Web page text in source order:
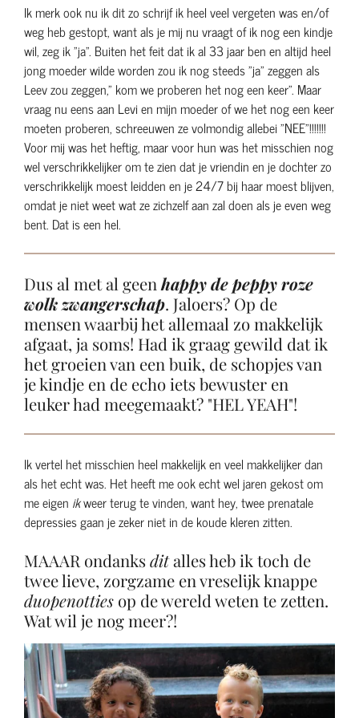
Ik merk ook nu ik dit zo schrijf ik heel veel vergeten was en/of
weg heb gestopt, want als je mij nu vraagt of ik nog een kindje
wil, zeg ik "ja". Buiten het feit dat ik al 33 jaar ben en altijd heel
jong moeder wilde worden zou ik nog steeds "ja" zeggen als
Leev zou zeggen," kom we proberen het nog een keer". Maar
vraag nu eens aan Levi en mijn moeder of we het nog een keer
moeten proberen, schreeuwen ze volmondig allebei "NEE"!!!!!!!
Voor mij was het heftig, maar voor hun was het misschien nog
wel verschrikkelijker om te zien dat je vriendin en je dochter zo
verschrikkelijk moest leidden en je 24/7 bij haar moest blijven,
omdat je niet weet wat ze zichzelf aan zal doen als je even weg
bent. Dat is een hel.
Dus al met al geen happy de peppy roze
wolk zwangerschap. Jaloers? Op de
mensen waarbij het allemaal zo makkelijk
afgaat, ja soms! Had ik graag gewild dat ik
het groeien van een buik, de schopjes van
je kindje en de echo iets bewuster en
leuker had meegemaakt? "HEL YEAH"!
Ik vertel het misschien heel makkelijk en veel makkelijker dan
als het echt was. Het heeft me ook echt wel jaren gekost om
me eigen ikweer terug te vinden, want hey, twee prenatale
depressies gaan je zeker niet in de koude kleren zitten.
MAAAR ondanksditalles heb ik toch de
twee lieve, zorgzame en vreselijk knappe
duopenotties op de wereld weten te zetten.
Wat wil je nog meer?!